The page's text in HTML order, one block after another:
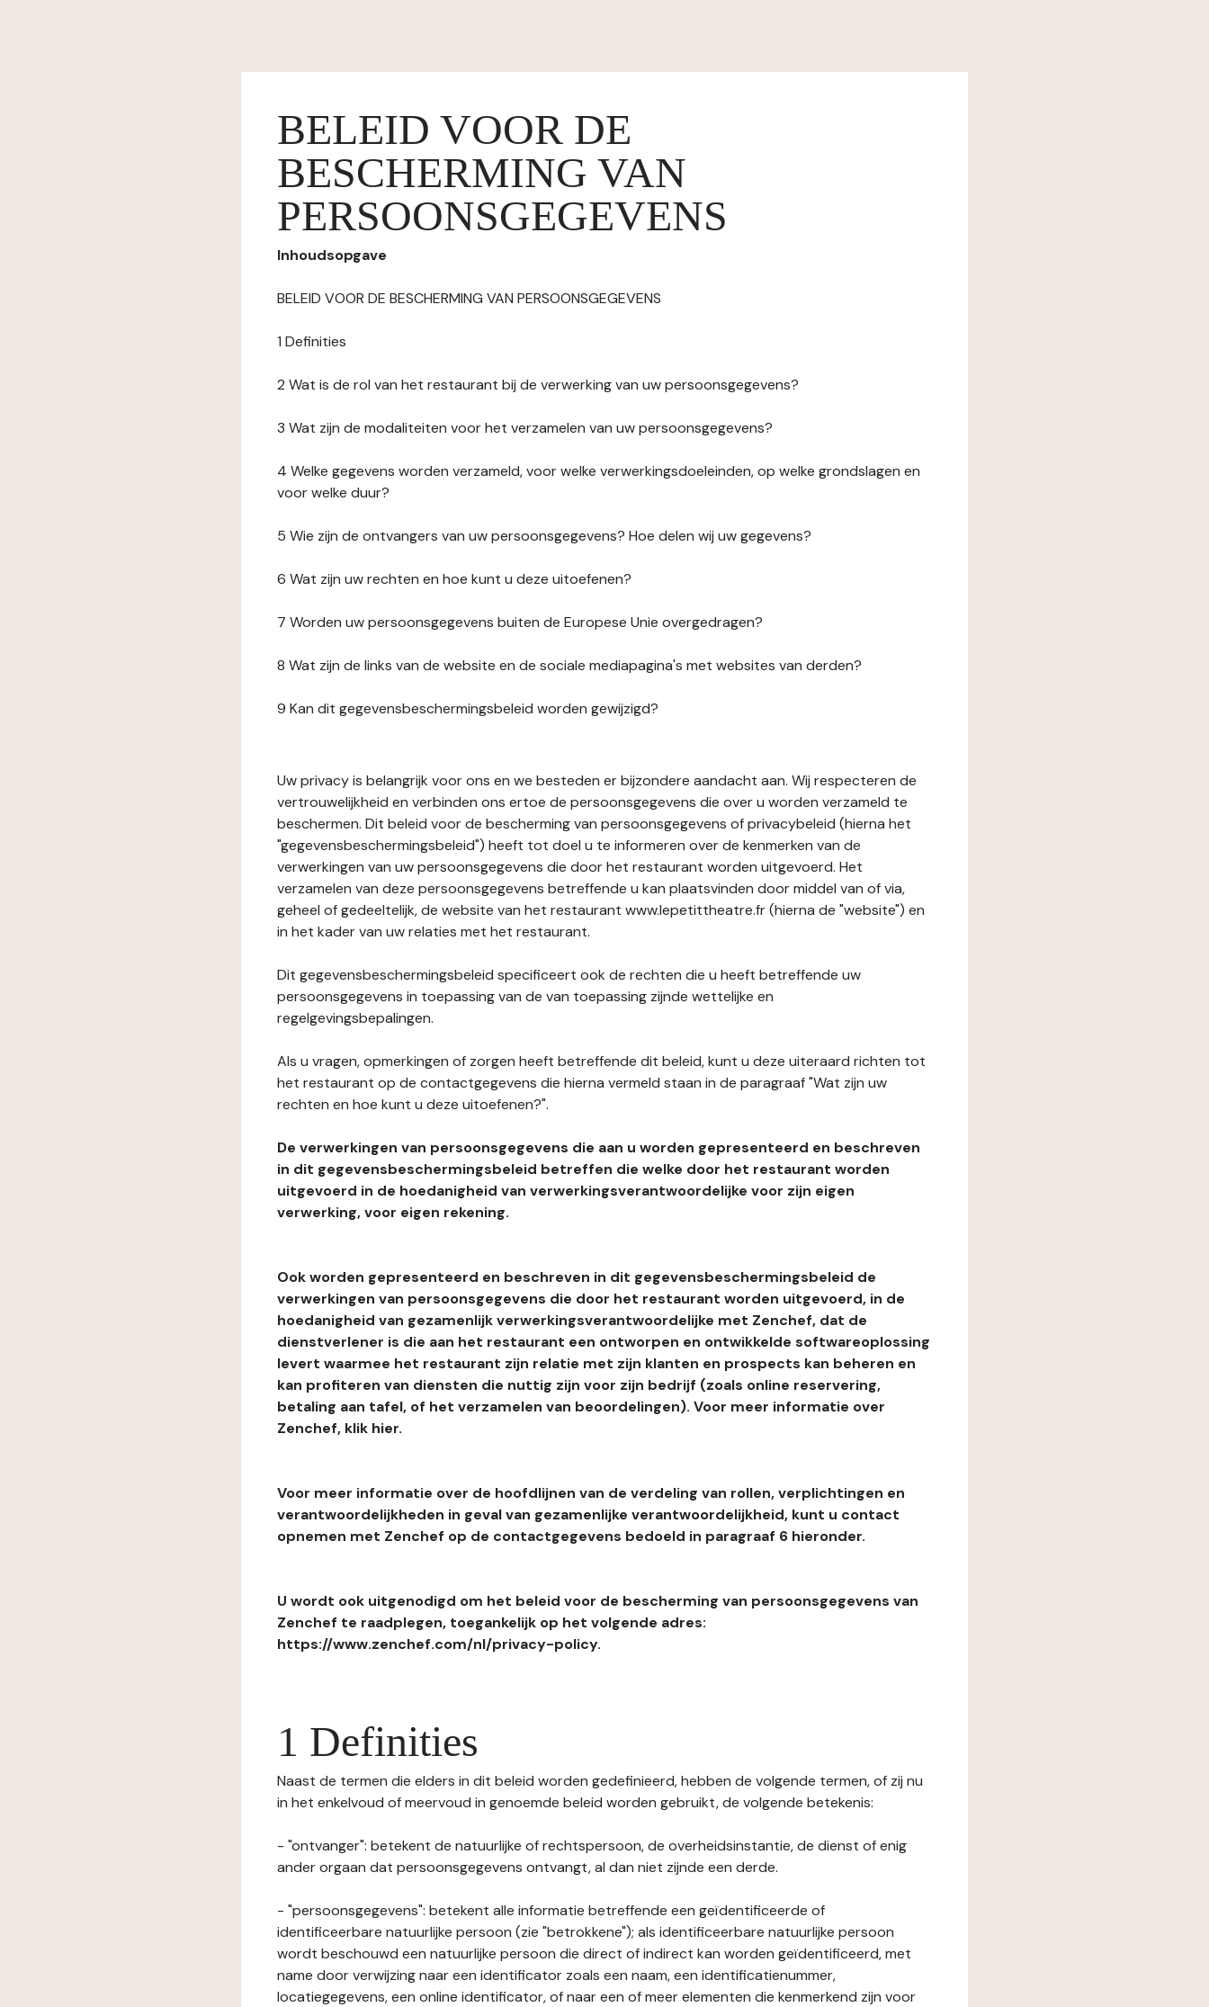
BELEID VOOR DE
BESCHERMING VAN
PERSOONSGEGEVENS
Inhoudsopgave
BELEID VOOR DE BESCHERMING VAN PERSOONSGEGEVENS
1 Definities
2 Wat is de rol van het restaurant bij de verwerking van uw persoonsgegevens?
3 Wat zijn de modaliteiten voor het verzamelen van uw persoonsgegevens?
4 Welke gegevens worden verzameld, voor welke verwerkingsdoeleinden, op welke grondslagen en
voor welke duur?
5 Wie zijn de ontvangers van uw persoonsgegevens? Hoe delen wij uw gegevens?
6 Wat zijn uw rechten en hoe kunt u deze uitoefenen?
7 Worden uw persoonsgegevens buiten de Europese Unie overgedragen?
8 Wat zijn de links van de website en de sociale mediapagina's met websites van derden?
9 Kan dit gegevensbeschermingsbeleid worden gewijzigd?
Uw privacy is belangrijk voor ons en we besteden er bijzondere aandacht aan. Wij respecteren de
vertrouwelijkheid en verbinden ons ertoe de persoonsgegevens die over u worden verzameld te
beschermen. Dit beleid voor de bescherming van persoonsgegevens of privacybeleid (hierna het
"gegevensbeschermingsbeleid") heeft tot doel u te informeren over de kenmerken van de
verwerkingen van uw persoonsgegevens die door het restaurant worden uitgevoerd. Het
verzamelen van deze persoonsgegevens betreffende u kan plaatsvinden door middel van of via,
geheel of gedeeltelijk, de website van het restaurant www.lepetittheatre.fr (hierna de "website") en
in het kader van uw relaties met het restaurant.
Dit gegevensbeschermingsbeleid specificeert ook de rechten die u heeft betreffende uw
persoonsgegevens in toepassing van de van toepassing zijnde wettelijke en
regelgevingsbepalingen.
Als u vragen, opmerkingen of zorgen heeft betreffende dit beleid, kunt u deze uiteraard richten tot
het restaurant op de contactgegevens die hierna vermeld staan in de paragraaf "Wat zijn uw
rechten en hoe kunt u deze uitoefenen?".
De verwerkingen van persoonsgegevens die aan u worden gepresenteerd en beschreven
in dit gegevensbeschermingsbeleid betreffen die welke door het restaurant worden
uitgevoerd in de hoedanigheid van verwerkingsverantwoordelijke voor zijn eigen
verwerking, voor eigen rekening.
Ook worden gepresenteerd en beschreven in dit gegevensbeschermingsbeleid de
verwerkingen van persoonsgegevens die door het restaurant worden uitgevoerd, in de
hoedanigheid van gezamenlijk verwerkingsverantwoordelijke met Zenchef, dat de
dienstverlener is die aan het restaurant een ontworpen en ontwikkelde softwareoplossing
levert waarmee het restaurant zijn relatie met zijn klanten en prospects kan beheren en
kan profiteren van diensten die nuttig zijn voor zijn bedrijf (zoals online reservering,
betaling aan tafel, of het verzamelen van beoordelingen). Voor meer informatie over
Zenchef, klik hier.
Voor meer informatie over de hoofdlijnen van de verdeling van rollen, verplichtingen en
verantwoordelijkheden in geval van gezamenlijke verantwoordelijkheid, kunt u contact
opnemen met Zenchef op de contactgegevens bedoeld in paragraaf 6 hieronder.
U wordt ook uitgenodigd om het beleid voor de bescherming van persoonsgegevens van
Zenchef te raadplegen, toegankelijk op het volgende adres:
https://www.zenchef.com/nl/privacy-policy.
1 Definities
Naast de termen die elders in dit beleid worden gedefinieerd, hebben de volgende termen, of zij nu
in het enkelvoud of meervoud in genoemde beleid worden gebruikt, de volgende betekenis:
- "ontvanger": betekent de natuurlijke of rechtspersoon, de overheidsinstantie, de dienst of enig
ander orgaan dat persoonsgegevens ontvangt, al dan niet zijnde een derde.
- "persoonsgegevens": betekent alle informatie betreffende een geïdentificeerde of
identificeerbare natuurlijke persoon (zie "betrokkene"); als identificeerbare natuurlijke persoon
wordt beschouwd een natuurlijke persoon die direct of indirect kan worden geïdentificeerd, met
name door verwijzing naar een identificator zoals een naam, een identificatienummer,
locatiegegevens, een online identificator, of naar een of meer elementen die kenmerkend zijn voor